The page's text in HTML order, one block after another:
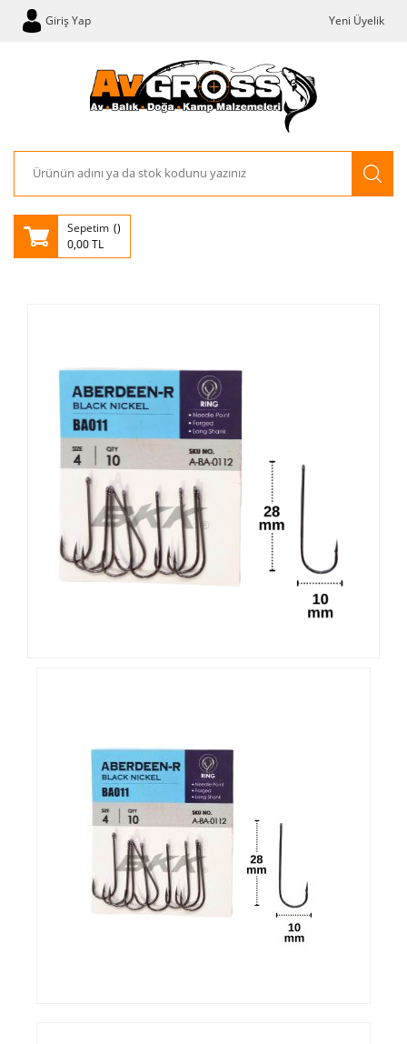
Giriş Yap Yeni Üyelik
Sepetim
0,00 TL